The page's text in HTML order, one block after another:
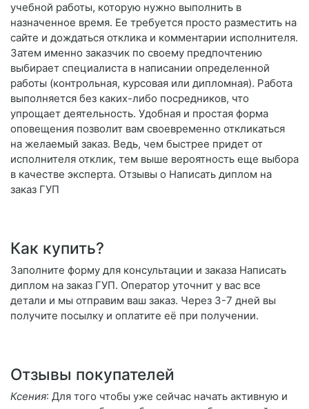
учебной работы, которую нужно выполнить в
назначенное время. Ее требуется просто разместить на
сайте и дождаться отклика и комментарии исполнителя.
Затем именно заказчик по своему предпочтению
выбирает специалиста в написании определенной
работы (контрольная, курсовая или дипломная). Работа
выполняется без каких-либо посредников, что
упрощает деятельность. Удобная и простая форма
оповещения позволит вам своевременно откликаться
на желаемый заказ. Ведь, чем быстрее придет от
исполнителя отклик, тем выше вероятность еще выбора
в качестве эксперта. Отзывы о Написать диплом на
заказ ГУП
Как купить?
Заполните форму для консультации и заказа Написать
диплом на заказ ГУП. Оператор уточнит у вас все
детали и мы отправим ваш заказ. Через 3-7 дней вы
получите посылку и оплатите её при получении.
Отзывы покупателей
Ксения: Для того чтобы уже сейчас начать активную и